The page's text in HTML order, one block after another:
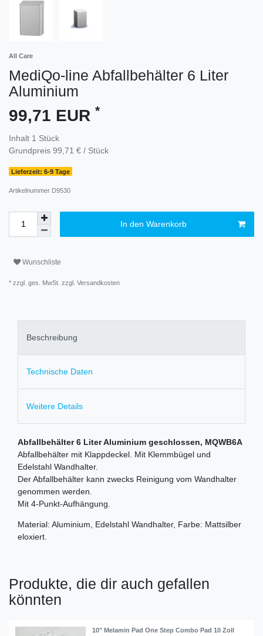
All Care
MediQo-line Abfallbehälter 6 Liter
Aluminium
99,71 EUR *
Inhalt 1 Stück
Grundpreis 99,71 € / Stück
Lieferzeit: 6-9 Tage
Artikelnummer D9530
In den Warenkorb
Wunschliste
* zzgl. ges. MwSt. zzgl. Versandkosten
Beschreibung
Technische Daten
Weitere Details
Abfallbehälter 6 Liter Aluminium geschlossen, MQWB6A
Abfallbehälter mit Klappdeckel. Mit Klemmbügel und
Edelstahl Wandhalter.
Der Abfallbehälter kann zwecks Reinigung vom Wandhalter
genommen werden.
Mit 4-Punkt-Aufhängung.
Material: Aluminium, Edelstahl Wandhalter, Farbe: Mattsilber
eloxiert.
Produkte, die dir auch gefallen
könnten
10" Melamin Pad One Step Combo Pad 10 Zoll